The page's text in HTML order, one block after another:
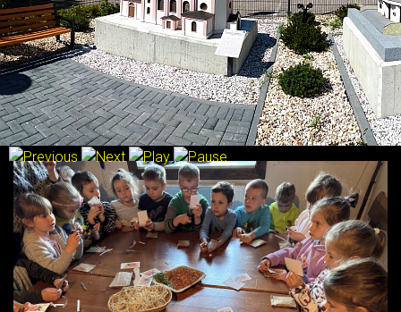
zorganizowało wyjątkowe warsztaty, które
przyciągnęły liczne grono młodych odkrywców. Pod
hasłem "Mydła i pachnidła" dzieci miały okazję
stworzyć własne, ekologiczne mydła i pachnidła, które
mogły stać się idealnym prezentem dla ich ukochanych
mam.